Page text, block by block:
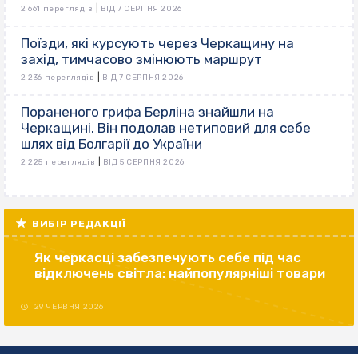
2 661 переглядів ВІД 7 СЕРПНЯ 2026
Поїзди, які курсують через Черкащину на
захід, тимчасово змінюють маршрут
2 236 переглядів ВІД 7 СЕРПНЯ 2026
Пораненого грифа Берліна знайшли на
Черкащині. Він подолав нетиповий для себе
шлях від Болгарії до України
2 225 переглядів ВІД 5 СЕРПНЯ 2026
ВИБІР РЕДАКЦІЇ
Як черкасці забезпечують себе під час
відключень світла: найпопулярніші товари
29 ЧЕРВНЯ 2026